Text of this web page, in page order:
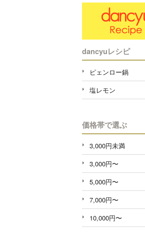
dancyuレシピ
ピェンロー鍋
塩レモン
価格帯で選ぶ
3,000円未満
3,000円〜
5,000円〜
7,000円〜
10,000円〜